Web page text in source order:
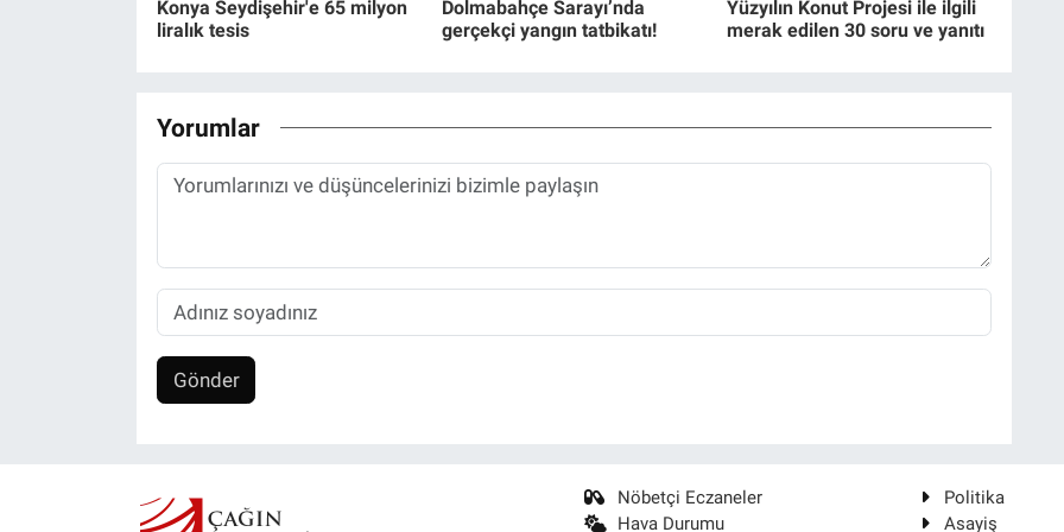
Konya Seydişehir'e 65 milyon
liralık tesis
Dolmabahçe Sarayı’nda
gerçekçi yangın tatbikatı!
Yüzyılın Konut Projesi ile ilgili
merak edilen 30 soru ve yanıtı
Yorumlar
Gönder
Nöbetçi Eczaneler
Hava Durumu
Politika
Asayiş